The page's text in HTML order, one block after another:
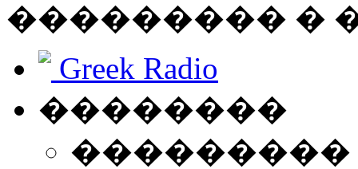
��������� �
Greek Radio
��������